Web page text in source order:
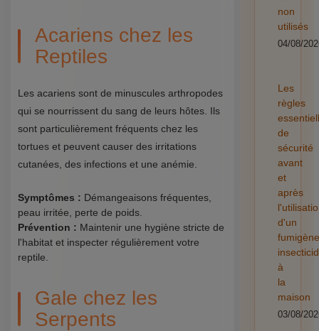
Acariens chez les
Reptiles
Les acariens sont de minuscules arthropodes
qui se nourrissent du sang de leurs hôtes. Ils
sont particulièrement fréquents chez les
tortues et peuvent causer des irritations
cutanées, des infections et une anémie.
Symptômes : Démangeaisons fréquentes,
peau irritée, perte de poids.
Prévention : Maintenir une hygiène stricte de
l'habitat et inspecter régulièrement votre
reptile.
Gale chez les
Serpents
non
utilisés
04/08/
Les
règles
de
sécurité
avant
et
après
d'un
fumigène
à
la
maison
03/08/